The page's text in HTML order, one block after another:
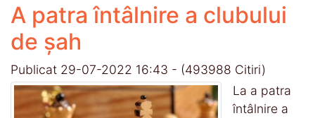
A patra întâlnire a clubului
de șah
Publicat 29-07-2022 16:43 - (493988 Citiri)
La a patra
întâlnire a